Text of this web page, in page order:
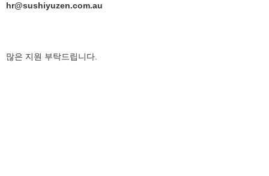
hr@sushiyuzen.com.au
많은 지원 부탁드립니다.